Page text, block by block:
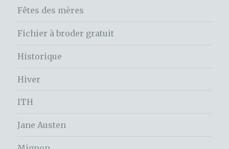
Fêtes des mères
Fichier à broder gratuit
Historique
Hiver
ITH
Jane Austen